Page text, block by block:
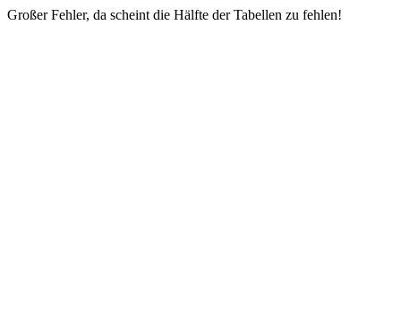
Großer Fehler, da scheint die Hälfte der Tabellen zu fehlen!